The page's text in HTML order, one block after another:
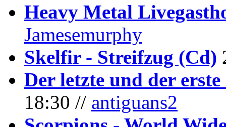
Heavy Metal
Jamesemurphy
Skelfir - Streifzug (Cd)
Der letzte und der erste
18:30 // antiguans2